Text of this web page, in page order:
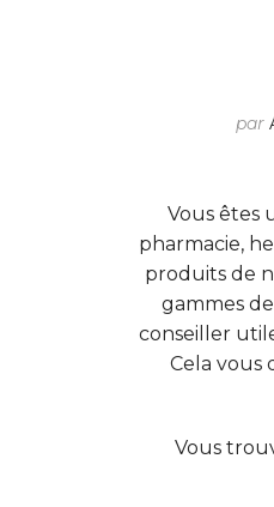
par
Vous êtes
pharmacie,
produits de
gammes
conseiller
Cela vous
Vous